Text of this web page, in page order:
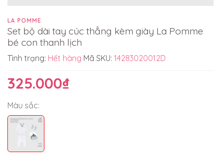
LA POMME
Set bộ dài tay cúc thẳng kèm giày La Pomme
bé con thanh lịch
Tình trạng: Hết hàng Mã SKU: 14283020012D
325.000₫
Màu sắc: